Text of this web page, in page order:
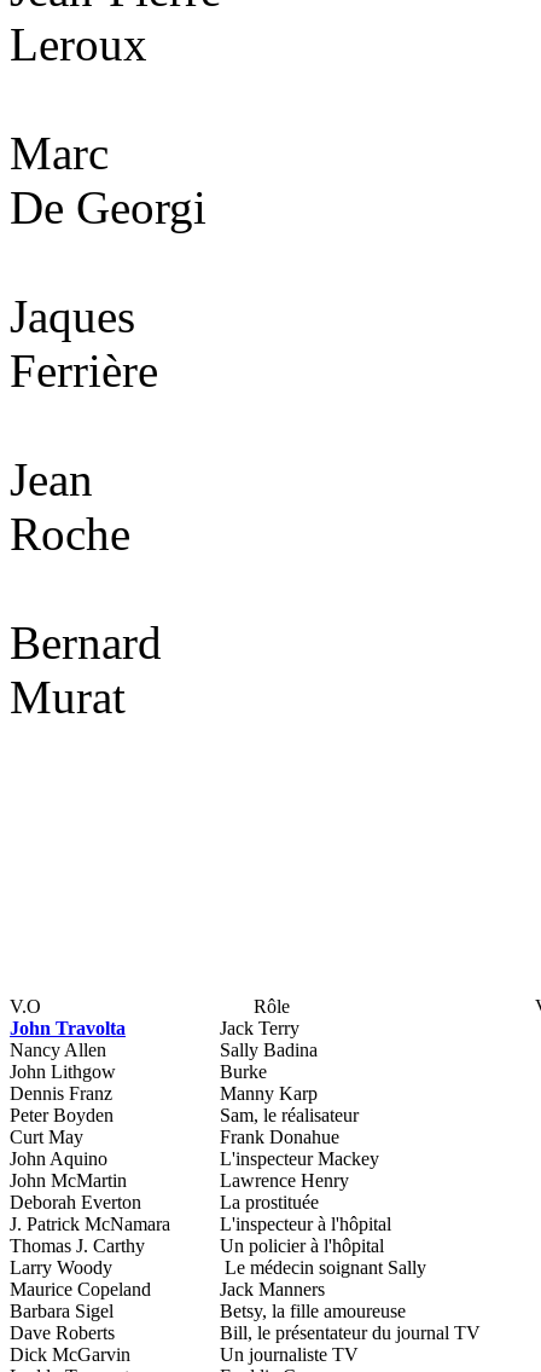
Leroux
Marc
De Georgi
Jaques
Ferrière
Jean
Roche
Bernard
Murat
V.O Rôle
John Travolta
Jack Terry
Nancy Allen
Sally Badina
John Lithgow
Burke
Dennis Franz
Manny Karp
Peter Boyden
Sam, le réalisateur
Curt May
Frank Donahue
John Aquino
L'inspecteur Mackey
John McMartin
Lawrence Henry
Deborah Everton
La prostituée
J. Patrick McNamara
L'inspecteur à l'hôpital
Thomas J. Carthy
Un policier à l'hôpital
Larry Woody
Le médecin soignant Sally
Maurice Copeland
Jack Manners
Barbara Sigel
Betsy, la fille amoureuse
Dave Roberts
Bill, le présentateur du journal TV
Dick McGarvin
Un journaliste TV